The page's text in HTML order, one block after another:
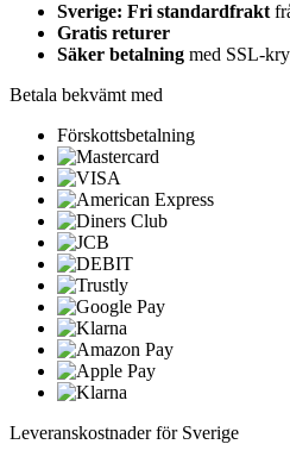
Sverige: Fri standardfrakt
Gratis returer
Säker betalning med SSL-
Betala bekvämt med
Förskottsbetalning
Leveranskostnader för Sverige